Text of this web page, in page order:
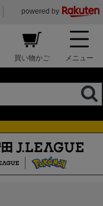
powered by
買い物かご メニュー